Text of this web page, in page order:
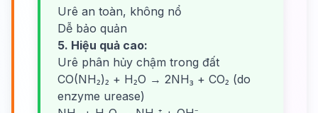
Urê an toàn, không nổ
Dễ bảo quản
5. Hiệu quả cao:
Urê phân hủy chậm trong đất
CO(NH₂)₂ + H₂O → 2NH₃ + CO₂ (do
enzyme urease)